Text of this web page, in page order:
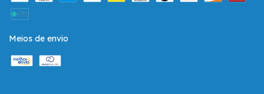
Meios de envio